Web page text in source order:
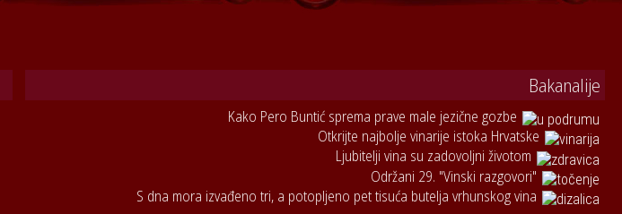
Bakanalije
Kako Pero Buntić sprema prave male jezične gozbe
Otkrijte najbolje vinarije istoka Hrvatske
Ljubitelji vina su zadovoljni životom
Održani 29. "Vinski razgovori"
S dna mora izvađeno tri, a potopljeno pet tisuća butelja vrhunskog vina